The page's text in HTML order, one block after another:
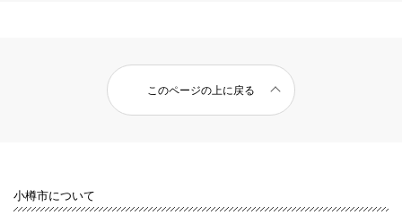
このページの上に戻る
小樽市について